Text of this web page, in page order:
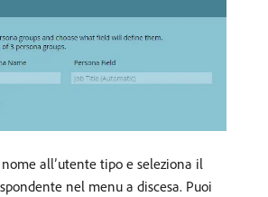
all’utente tipo e seleziona il
nel menu a discesa. Puoi